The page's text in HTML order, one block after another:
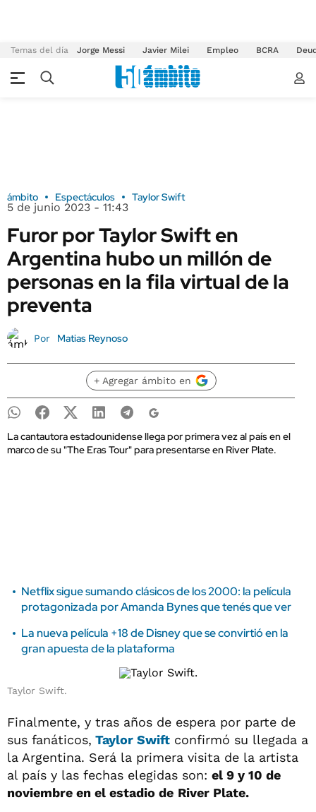
Temas del día Jorge Messi Javier Milei Empleo BCRA
ámbito Espectáculos Taylor Swift
5 de junio 2023 - 11:43
Furor por Taylor Swift en
Argentina hubo un millón de
personas en la fila virtual de la
preventa
Por Matias Reynoso
+ Agregar ámbito en
La cantautora estadounidense llega por primera vez al país en el
marco de su "The Eras Tour" para presentarse en River Plate.
Netflix sigue sumando clásicos de los 2000: la película
protagonizada por Amanda Bynes que tenés que ver
La nueva película +18 de Disney que se convirtió en la
gran apuesta de la plataforma
Taylor Swift.
Finalmente, y tras años de espera por parte de
sus fanáticos, Taylor Swift confirmó su llegada a
la Argentina. Será la primera visita de la artista
al país y las fechas elegidas son: el 9 y 10 de
noviembre en el estadio de River Plate.